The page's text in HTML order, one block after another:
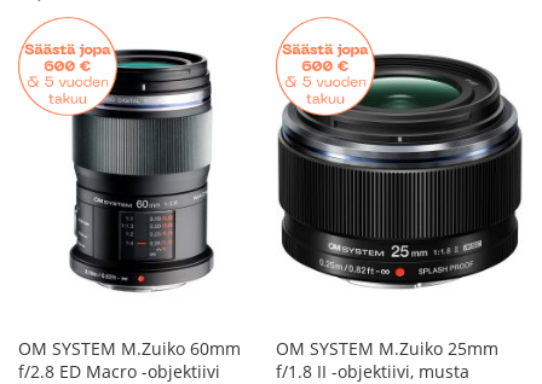
TOIVELISTALLE
TOIVELISTALLE
OM SYSTEM M.Zuiko 60mm
f/2.8 ED Macro -objektiivi
OM SYSTEM M.Zuiko 25mm
f/1.8 II -objektiivi, musta